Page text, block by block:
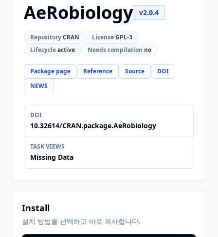
AeRobiology v2.0.4
RepositoryCRAN LicenseGPL-3
Lifecycleactive Needs compilation no
Package page Reference Source
DOI
NEWS
DOI
10.32614/CRAN.package.AeRobiology
TASK VIEWS
Missing Data
Install
설치 방법을 선택하고 바로 복사합니다.